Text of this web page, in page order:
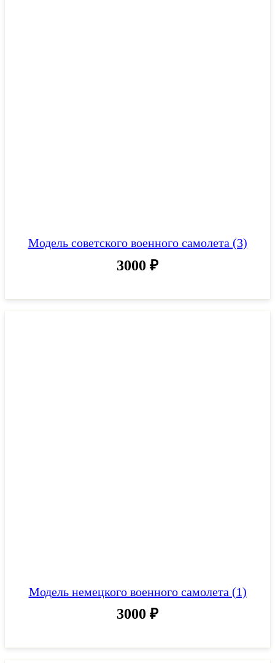
Модель советского военного самолета (3)
3000 ₽
Модель немецкого военного самолета (1)
3000 ₽